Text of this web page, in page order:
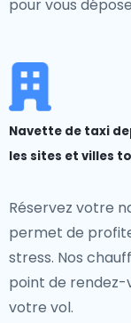
pour vous
Navette de taxi
les sites et villes
Réservez votre
permet de
stress. Nos
point de rendez-
votre vol.